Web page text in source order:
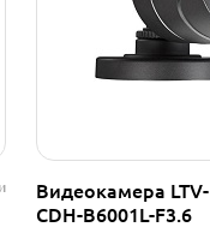
Видеокамера LTV-
CDH-B6001L-F3.6